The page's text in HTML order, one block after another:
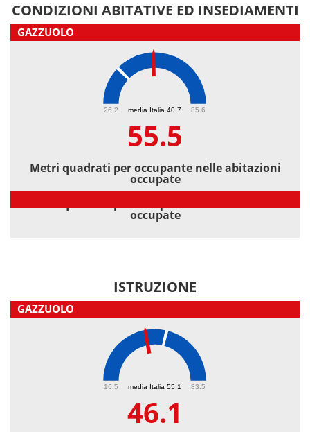
CONDIZIONI ABITATIVE ED INSEDIAMENTI
GAZZUOLO
media Italia 40.7
26.2 85.6
55.5
Metri quadrati per occupante nelle abitazioni
occupate
occupate
ISTRUZIONE
GAZZUOLO
media Italia 55.1
16.5 83.5
46.1